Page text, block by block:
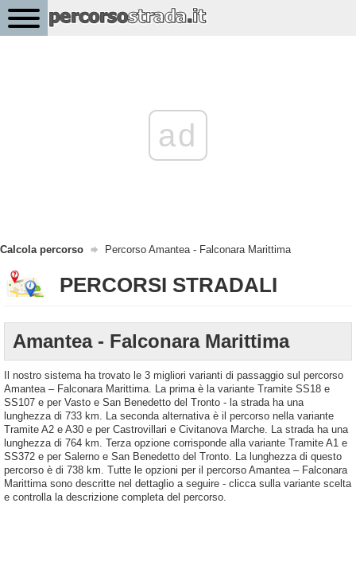
ad
Calcola percorso Percorso Amantea - Falconara Marittima
PERCORSI STRADALI
Amantea - Falconara Marittima
Il nostro sistema ha trovato le 3 migliori varianti di passaggio sul percorso
Amantea – Falconara Marittima. La prima è la variante Tramite SS18 e
SS107 e per Vasto e San Benedetto del Tronto - la strada ha una
lunghezza di 733 km. La seconda alternativa è il percorso nella variante
Tramite A2 e A30 e per Castrovillari e Civitanova Marche. La strada ha una
lunghezza di 764 km. Terza opzione corrisponde alla variante Tramite A1 e
SS372 e per Salerno e San Benedetto del Tronto. La lunghezza di questo
percorso è di 738 km. Tutte le opzioni per il percorso Amantea – Falconara
Marittima sono descritte nel dettaglio a seguire - clicca sulla variante scelta
e controlla la descrizione completa del percorso.